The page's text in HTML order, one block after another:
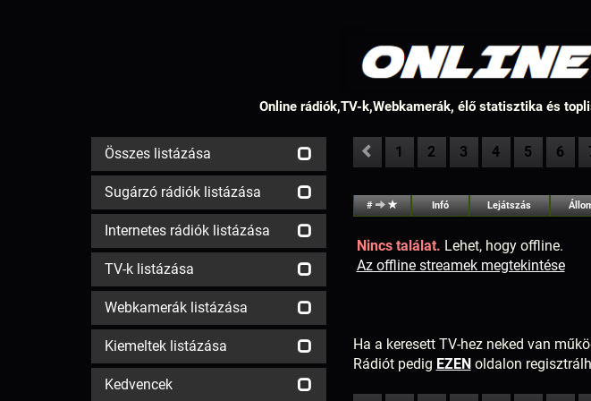
Online rádiók,TV-k,Webkamerák, élő statisztika és
Összes listázása
Sugárzó rádiók listázása
Internetes rádiók listázása
TV-k listázása
Webkamerák listázása
Kiemeltek listázása
Kedvencek
1 2 3 4 5 6
# Infó Lejátszás
Nincs találat. Lehet, hogy offline.
Az offline streamek megtekintése
Ha a keresett TV-hez neked van
Rádiót pedig EZENoldalon